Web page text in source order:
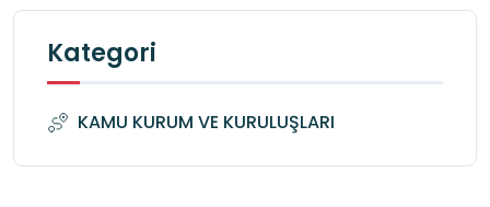
Kategori
KAMU KURUM VE KURULUŞLARI